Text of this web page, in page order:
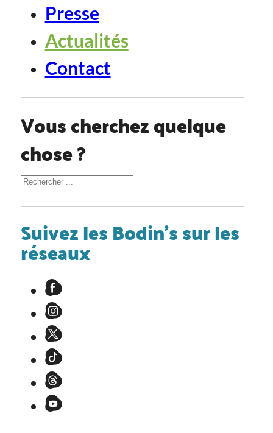
Presse
Actualités
Contact
Vous cherchez quelque
chose ?
Rechercher
Suivez les Bodin's sur les
réseaux